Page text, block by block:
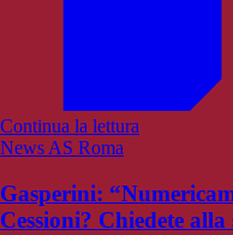
Continua la lettura
News AS Roma
Gasperini:
Cessioni? Chiedete alla